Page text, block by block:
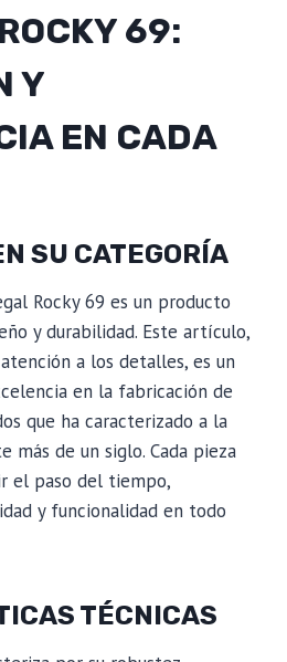
69:
Y
EN CADA
SU CATEGORÍA
Rocky 69 es un producto
y durabilidad. Este artículo,
a los detalles, es un
en la fabricación de
que ha caracterizado a la
más de un siglo. Cada pieza
el paso del tiempo,
y funcionalidad en todo
TÉCNICAS